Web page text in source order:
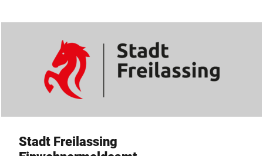
Stadt Freilassing